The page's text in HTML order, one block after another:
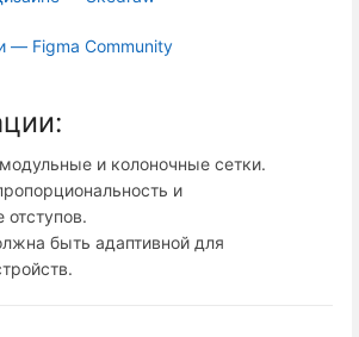
— Figma Community
и колоночные сетки.
и
отступов.
быть адаптивной для